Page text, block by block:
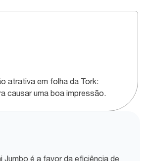
atrativa em folha da Tork:
causar uma boa impressão.
Jumbo é a favor da eficiência de